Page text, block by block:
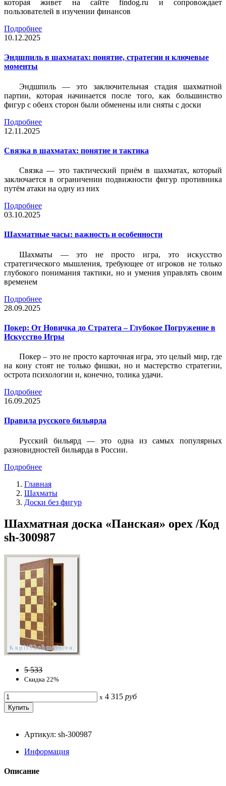
которая живет на сайте findog.ru и сопровождает
пользователей в изучении финансов
Подробнее
10.12.2025
Эндшпиль в шахматах: понятие, стратегии и ключевые
моменты
Эндшпиль — это заключительная стадия шахматной
партии, которая начинается после того, как большинство
фигур с обеих сторон были обменены или сняты с доски
Подробнее
12.11.2025
Связка в шахматах: понятие и тактика
Связка — это тактический приём в шахматах, который
заключается в ограничении подвижности фигур противника
путём атаки на одну из них
Подробнее
03.10.2025
Шахматные часы: важность и особенности
Шахматы — это не просто игра, это искусство
стратегического мышления, требующее от игроков не только
глубокого понимания тактики, но и умения управлять своим
временем
Подробнее
28.09.2025
Покер: От Новичка до Стратега – Глубокое Погружение в
Искусство Игры
Покер – это не просто карточная игра, это целый мир, где
на кону стоят не только фишки, но и мастерство стратегии,
острота психологии и, конечно, толика удачи.
Подробнее
16.09.2025
Правила русского бильярда
Русский бильярд — это одна из самых популярных
разновидностей бильярда в России.
Подробнее
Главная
Шахматы
Доски без фигур
Шахматная доска «Панская» орех /Код
sh-300987
5 533
Скидка 22%
x 4 315 руб
Артикул: sh-300987
Информация
Описание